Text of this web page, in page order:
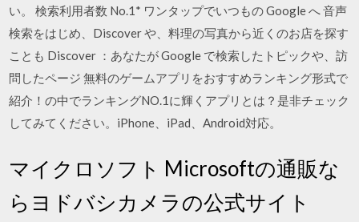
い。 検索利用者数 No.1* ワンタップでいつもの Google へ 音声
検索をはじめ、Discover や、料理の写真から近くのお店を探す
ことも Discover ：あなたが Google で検索したトピックや、訪
問したページ 無料のゲームアプリをおすすめランキング形式で
紹介！の中でランキングNO.1に輝くアプリとは？是非チェック
してみてください。iPhone、iPad、Android対応。
マイクロソフト Microsoftの通販な
らヨドバシカメラの公式サイト